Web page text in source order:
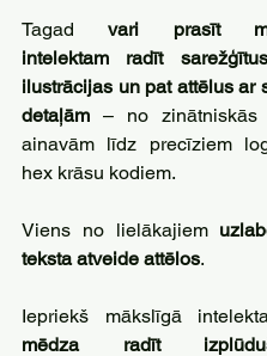
Tagad vari prasīt
intelektam radīt
ilustrācijas un pat attēlus ar
detaļām – no zinātniskās
ainavām līdz precīziem
hex krāsu kodiem.
Viens no lielākajiem
teksta atveide attēlos.
mēdza radīt